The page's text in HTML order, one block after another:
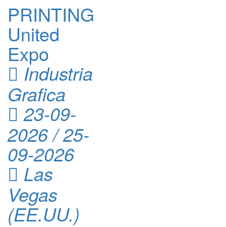
PRINTING
United
Expo
Industria
Grafica
23-09-
2026 / 25-
09-2026
Las
Vegas
(EE.UU.)